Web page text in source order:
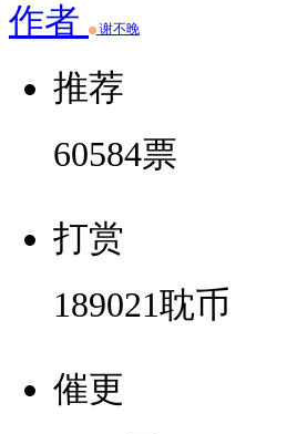
作者
谢不晚
推荐
60584票
打赏
189021耽币
催更